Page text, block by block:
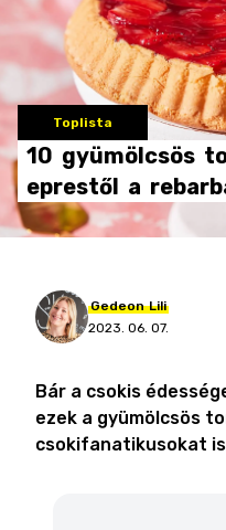
Toplista
10 gyümölcsös
eprestől a
Gedeon Lili
2023. 06. 07.
Bár a csokis
ezek a gyümölcsös
csokifanatikusokat